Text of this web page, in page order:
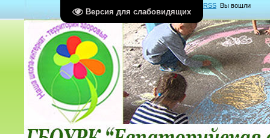
Версия для слабовидящих
RSS Вы вошли
какГость Группа "Гости"